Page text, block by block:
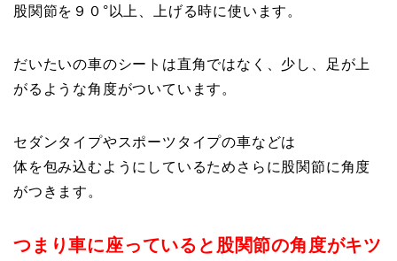
股関節を９０°以上、上げる時に使います。
だいたいの車のシートは直角ではなく、少し、足が上
がるような角度がついています。
セダンタイプやスポーツタイプの車などは
体を包み込むようにしているためさらに股関節に角度
がつきます。
つまり車に座っていると股関節の角度がキツ